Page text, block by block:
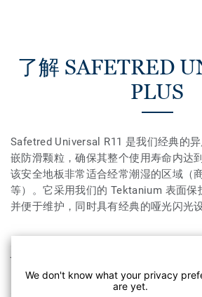
了解 SAFETRED
PLUS
Safetred Universal R11 是我们经典的
嵌防滑颗粒，确保其整个使用寿命内达
该安全地板非常适合经常潮湿的区域（
等）。它采用我们的 Tektanium 表面保
并便于维护，同时具有经典的哑光闪光设
SAFETRED UNIVERSAL
VENUS适用于以下空间
We don't know what your privacy
are yet.